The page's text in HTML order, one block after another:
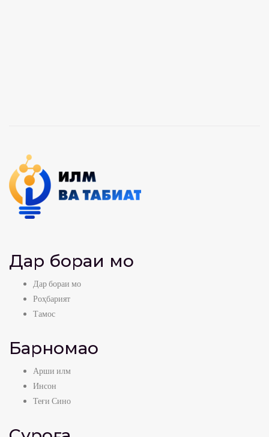
Дар бораи мо
Дар бораи мо
Роҳбарият
Тамос
Барномаҳо
Арши илм
Инсон
Теғи Сино